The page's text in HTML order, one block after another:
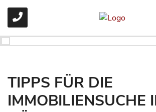
TIPPS FÜR DIE
IMMOBILIENSUCHE